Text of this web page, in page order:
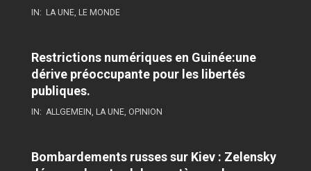
IN: LA UNE, LE MONDE
Restrictions numériques en Guinée:une
dérive préoccupante pour les libertés
publiques.
IN: ALLGEMEIN, LA UNE, OPINION
Bombardements russes sur Kiev : Zelensky